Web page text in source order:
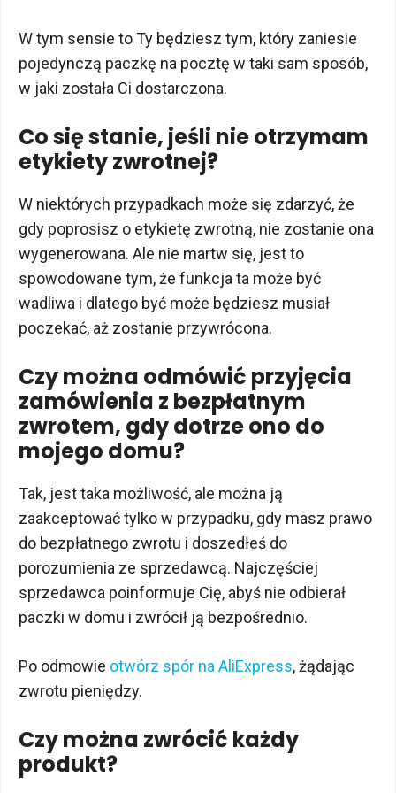
W tym sensie to Ty będziesz tym, który zaniesie
pojedynczą paczkę na pocztę w taki sam sposób,
w jaki została Ci dostarczona.
Co się stanie, jeśli nie otrzymam
etykiety zwrotnej?
W niektórych przypadkach może się zdarzyć, że
gdy poprosisz o etykietę zwrotną, nie zostanie ona
wygenerowana. Ale nie martw się, jest to
spowodowane tym, że funkcja ta może być
wadliwa i dlatego być może będziesz musiał
poczekać, aż zostanie przywrócona.
Czy można odmówić przyjęcia
zamówienia z bezpłatnym
zwrotem, gdy dotrze ono do
mojego domu?
Tak, jest taka możliwość, ale można ją
zaakceptować tylko w przypadku, gdy masz prawo
do bezpłatnego zwrotu i doszedłeś do
porozumienia ze sprzedawcą. Najczęściej
sprzedawca poinformuje Cię, abyś nie odbierał
paczki w domu i zwrócił ją bezpośrednio.
Po odmowie otwórz spór na AliExpress, żądając
zwrotu pieniędzy.
Czy można zwrócić każdy
produkt?